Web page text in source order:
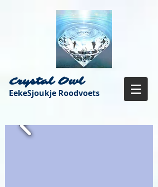
Crystal Owl
EekeSjoukje Roodvoets